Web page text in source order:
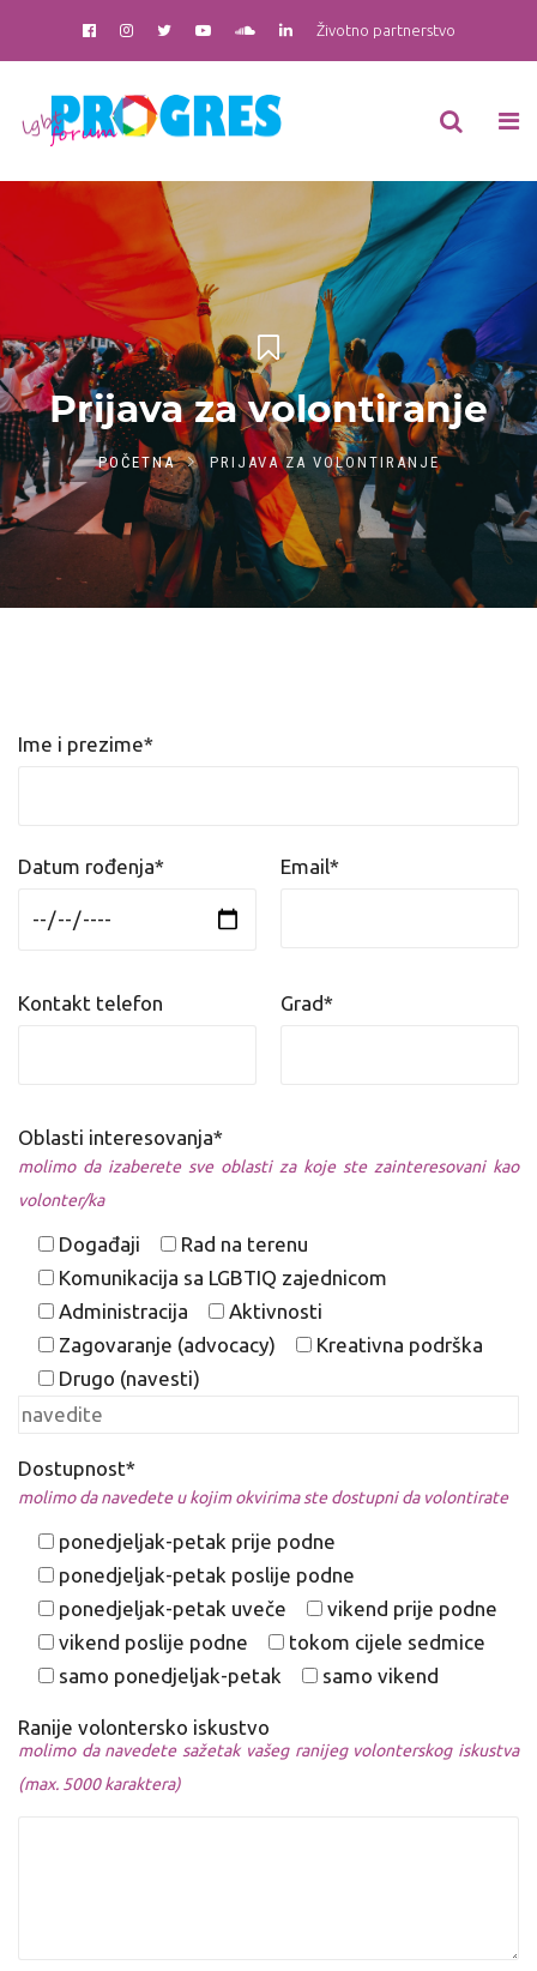
Životno partnerstvo
Prijava za volontiranje
POČETNA PRIJAVA ZA VOLONTIRANJE
Ime i prezime*
Datum rođenja* Email*
Kontakt telefon Grad*
Oblasti interesovanja*
molimo da izaberete sve oblasti za koje ste zainteresovani kao
volonter/ka
Događaji
Rad na terenu
Komunikacija sa LGBTIQ zajednicom
Administracija
Aktivnosti
Zagovaranje (advocacy)
Kreativna podrška
Drugo (navesti)
Dostupnost*
molimo da navedete u kojim okvirima ste dostupni da volontirate
ponedjeljak-petak prije podne
ponedjeljak-petak poslije podne
ponedjeljak-petak uveče
vikend prije podne
vikend poslije podne
tokom cijele sedmice
samo ponedjeljak-petak
samo vikend
Ranije volontersko iskustvo
molimo da navedete sažetak vašeg ranijeg volonterskog iskustva
(max. 5000 karaktera)